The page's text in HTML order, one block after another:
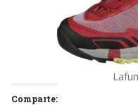
Comparte: